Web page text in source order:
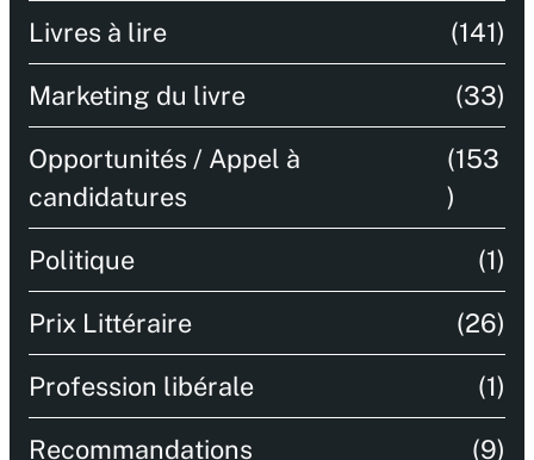
Livres à lire (141)
Marketing du livre (33)
Opportunités / Appel à
candidatures
(153
)
Politique (1)
Prix Littéraire (26)
Profession libérale (1)
Recommandations (9)